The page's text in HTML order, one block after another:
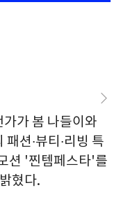
가 봄 나들이와
션∙뷰티∙리빙 특
션 '찐템페스타'를
혔다.